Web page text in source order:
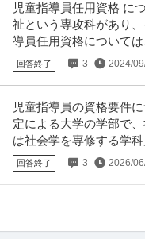
児童指導員任用資格 に
祉という専攻科があり
導員任用資格について
回答終了 3 2024/
児童指導員の資格要件
定による大学の学部で
は社会学を専修する学
卒業した者 」
回答終了 3 2026/